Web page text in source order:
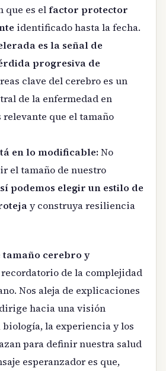
que es elfactor protector
identificado hasta la fecha.
es la señal de
progresiva de
clave del cerebro es un
de la enfermedad en
relevante que el tamaño
en lo modificable:No
el tamaño de nuestro
sí podemos elegir un estilo de
y construya resiliencia
tamaño cerebro y
recordatorio de la complejidad
Nos aleja de explicaciones
hacia una visión
la experiencia y los
para definir nuestra salud
esperanzador es que,